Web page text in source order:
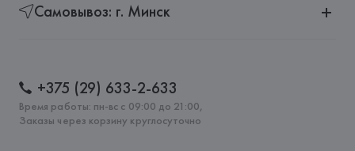
Самовывоз: г. Минск
+375 (29) 633-2-633
Время работы: пн-вс с 09:00 до 21:00,
Заказы через корзину круглосуточно